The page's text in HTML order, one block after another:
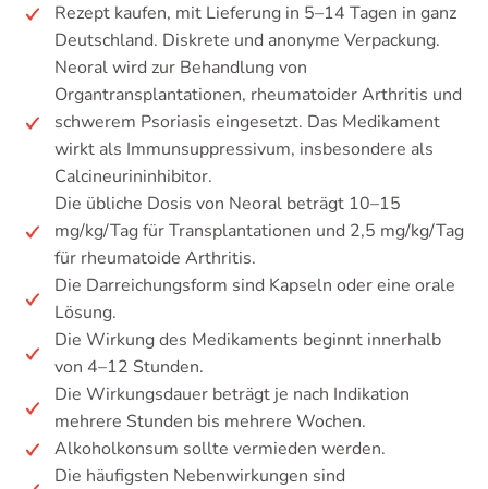
Rezept kaufen, mit Lieferung in 5–14 Tagen in ganz
Deutschland. Diskrete und anonyme Verpackung.
Neoral wird zur Behandlung von
Organtransplantationen, rheumatoider Arthritis und
schwerem Psoriasis eingesetzt. Das Medikament
wirkt als Immunsuppressivum, insbesondere als
Calcineurininhibitor.
Die übliche Dosis von Neoral beträgt 10–15
mg/kg/Tag für Transplantationen und 2,5 mg/kg/Tag
für rheumatoide Arthritis.
Die Darreichungsform sind Kapseln oder eine orale
Lösung.
Die Wirkung des Medikaments beginnt innerhalb
von 4–12 Stunden.
Die Wirkungsdauer beträgt je nach Indikation
mehrere Stunden bis mehrere Wochen.
Alkoholkonsum sollte vermieden werden.
Die häufigsten Nebenwirkungen sind